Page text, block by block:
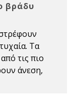
βράδυ
Τα
τις πιο
άνεση,